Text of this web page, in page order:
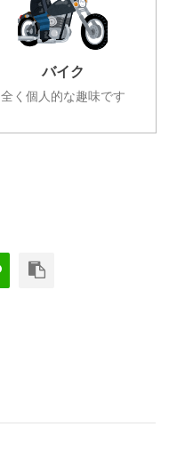
バイク
全く個人的な趣味です